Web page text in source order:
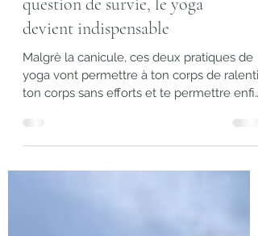
Quand le sommeil est une
question de survie, le yoga
devient indispensable
Malgrè la canicule, ces deux pratiques de
yoga vont permettre à ton corps de ralentir
ton corps sans efforts et te permettre enfin